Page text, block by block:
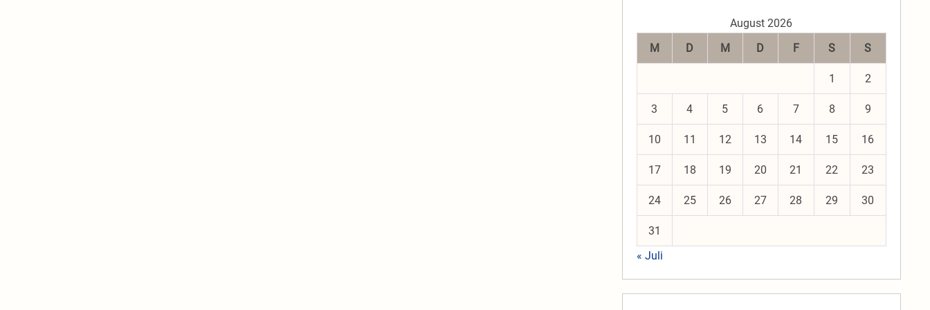
August 2026
M
D M D F S S
1 2
3 4 5 6 7 8 9
10 11 12 13 14 15 16
17 18 19 20 21 22 23
24 25 26 27 28 29 30
31
« Juli